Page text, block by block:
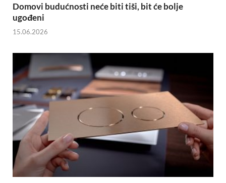
Domovi budućnosti neće biti tiši, bit će bolje
ugođeni
15.06.2026